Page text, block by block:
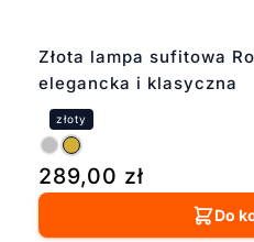
Złota lampa sufitowa
elegancka i klasyczna
289,00 zł
Do